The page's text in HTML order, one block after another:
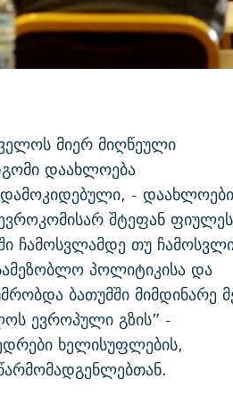
მიერ მიღწეული
დაახლოება
დამოკიდებული, -
ევროკომისარ შტეფან ფიულეს
ჩამოსვლამდე თუ
პოლიტიკისა და
ბათუმში მიმდინარე
ევროპული გზის” -
ხელისუფლების,